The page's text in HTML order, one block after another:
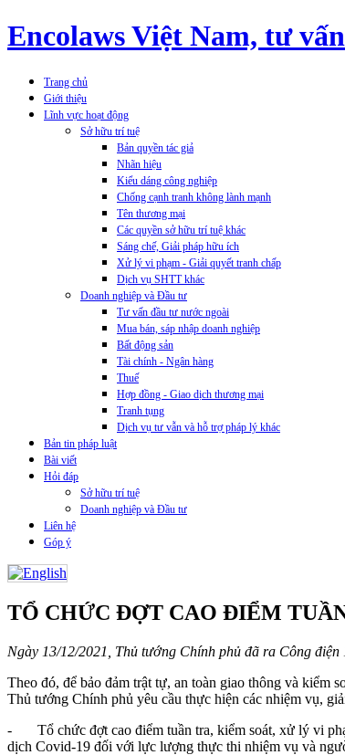
Encolaws Việt Nam, tư
Trang chủ
Giới thiệu
Lĩnh vực hoạt động
Sở hữu trí tuệ
Bản quyền tác giả
Nhãn hiệu
Kiểu dáng công nghiệp
Chống cạnh tranh không lành mạnh
Tên thương mại
Các quyền sở hữu trí tuệ khác
Sáng chế, Giải pháp hữu ích
Xử lý vi phạm - Giải quyết tranh chấp
Dịch vụ SHTT khác
Doanh nghiệp và Đầu tư
Tư vấn đầu tư nước ngoài
Mua bán, sáp nhập doanh nghiệp
Bất động sản
Tài chính - Ngân hàng
Thuế
Hợp đồng - Giao dịch thương mại
Tranh tụng
Dịch vụ tư vẫn và hỗ trợ pháp lý khác
Bản tin pháp luật
Bài viết
Hỏi đáp
Sở hữu trí tuệ
Doanh nghiệp và Đầu tư
Liên hệ
Góp ý
TỔ CHỨC ĐỢT CAO ĐIỂM
Ngày 13/12/2021, Thủ tướng Chính phủ đã ra Công
Theo đó, để bảo đảm trật tự, an toàn giao thông và
Thủ tướng Chính phủ yêu cầu thực hiện các nhiệm vụ,
- Tổ chức đợt cao điểm tuần tra, kiểm soát, xử lý vi
dịch Covid-19 đối với lực lượng thực thi nhiệm vụ và